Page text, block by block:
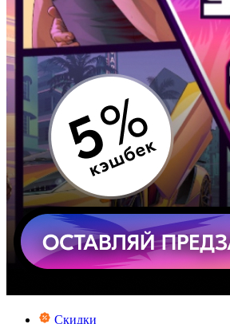
Скидки